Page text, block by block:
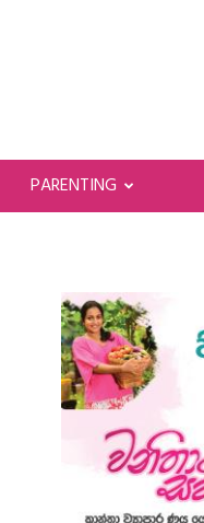
PARENTING